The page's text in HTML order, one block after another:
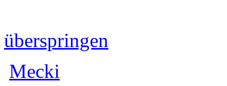
überspringen
Mecki